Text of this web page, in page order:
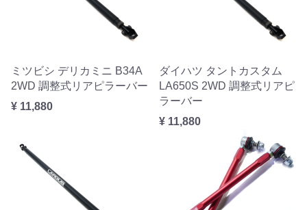
ミツビシ デリカミニ B34A
2WD 調整式リアピラーバー
¥ 11,880
ダイハツ タントカスタム
LA650S 2WD 調整式リアピ
ラーバー
¥ 11,880